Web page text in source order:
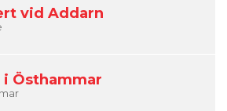
vid Addarn
i Östhammar